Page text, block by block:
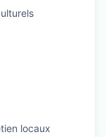
locaux